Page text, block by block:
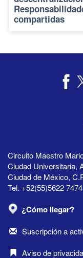
compartidas
Circuito Maestro
Ciudad Universitaria,
Ciudad de México,
Tel. +52(55)5622 7474
¿Cómo llegar?
Suscripción a
Aviso de